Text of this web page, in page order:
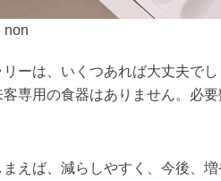
non
リーは、いくつあれば大丈夫で
専用の食器はありません。必
えば、減らしやすく、今後、